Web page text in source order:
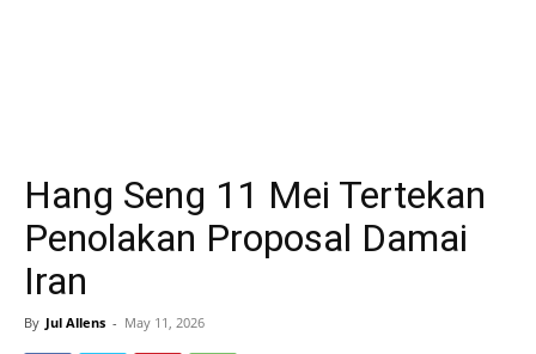
Hang Seng 11 Mei Tertekan
Penolakan Proposal Damai
Iran
By Jul Allens - May 11, 2026